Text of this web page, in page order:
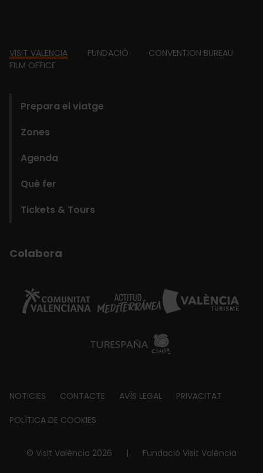
Footer
VISIT VALENCIA FUNDACIÓ
CONVENTION BUREAU
FILM OFFICE
Prepara el viatge
Zones
Agenda
Què fer
Tickets & Tours
Colabora
Footer
about
NOTICIES CONTACTE AVÍS LEGAL PRIVACITAT
POLÍTICA DE COOKIES
© Visit València 2026 | Fundació Visit València